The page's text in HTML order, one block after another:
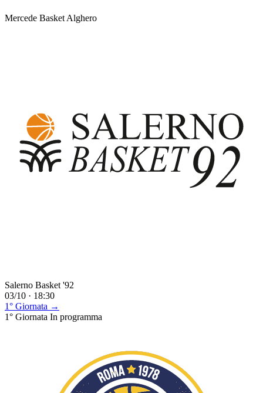
Mercede Basket Alghero
Salerno Basket '92
03/10 · 18:30
1° Giornata →
1° Giornata In programma